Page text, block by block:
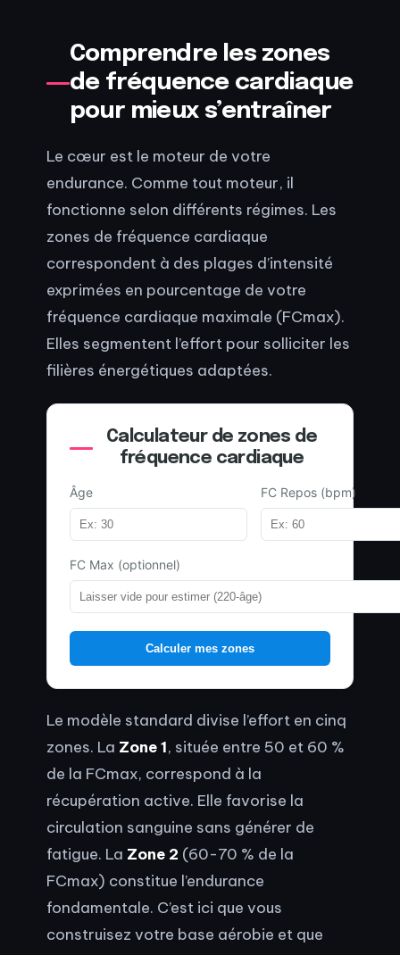
Comprendre les zones
de fréquence cardiaque
pour mieux s’entraîner
Le cœur est le moteur de votre
endurance. Comme tout moteur, il
fonctionne selon différents régimes. Les
zones de fréquence cardiaque
correspondent à des plages d’intensité
exprimées en pourcentage de votre
fréquence cardiaque maximale (FCmax).
Elles segmentent l’effort pour solliciter les
filières énergétiques adaptées.
Calculateur de zones de
fréquence cardiaque
Âge FC Repos (bpm)
FC Max (optionnel)
Calculer mes zones
Le modèle standard divise l’effort en cinq
zones. La Zone 1, située entre 50 et 60 %
de la FCmax, correspond à la
récupération active. Elle favorise la
circulation sanguine sans générer de
fatigue. La Zone 2 (60-70 % de la
FCmax) constitue l’endurance
fondamentale. C’est ici que vous
construisez votre base aérobie et que